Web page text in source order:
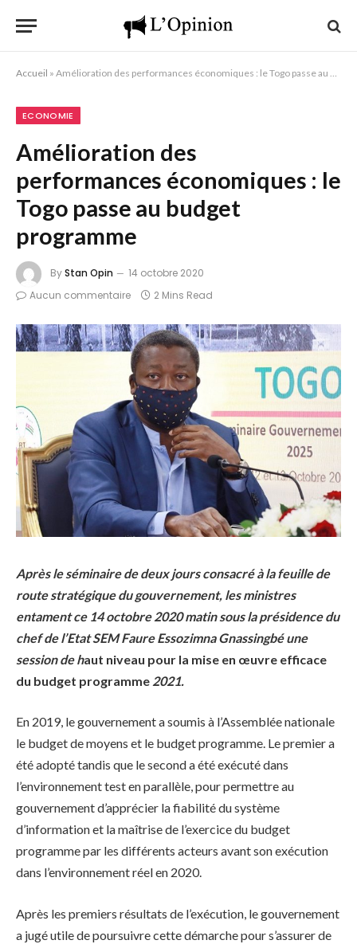
Accueil » Amélioration des performances économiques : le Togo passe au budget programme
ECONOMIE
Amélioration des
performances économiques : le
Togo passe au budget
programme
ByStan Opin
14 octobre 2020
Aucun commentaire
2 Mins Read
Après le séminaire de deux jours consacré à la feuille de
route stratégique du gouvernement, les ministres
entament ce 14 octobre 2020 matin sous la présidence du
chef de l’Etat SEM Faure Essozimna Gnassingbé une
session de haut niveau pour la mise en œuvre efficace
du budget programme 2021.
En 2019, le gouvernement a soumis à l’Assemblée nationale
le budget de moyens et le budget programme. Le premier a
été adopté tandis que le second a été exécuté dans
l’environnement test en parallèle, pour permettre au
gouvernement d’apprécier la fiabilité du système
d’information et la maîtrise de l’exercice du budget
programme par les différents acteurs avant son exécution
dans l’environnement réel en 2020.
Après les premiers résultats de l’exécution, le gouvernement
a jugé utile de poursuivre cette démarche pour s’assurer de